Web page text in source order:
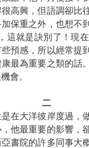
高興，但語調卻比
保重之外，也想不
這就是訣別了！現
預感，所以經常提
最為重要之類的話
會。
二
在大洋彼岸度過，
他最重要的影響，
書院的許多同事大